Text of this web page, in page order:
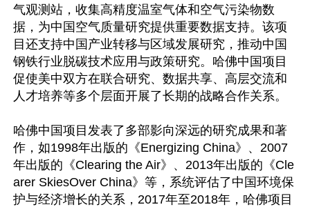
气观测站，收集高精度温室气体和空气污染物数
据，为中国空气质量研究提供重要数据支持。该项
目还支持中国产业转移与区域发展研究，推动中国
钢铁行业脱碳技术应用与政策研究。哈佛中国项目
促使美中双方在联合研究、数据共享、高层交流和
人才培养等多个层面开展了长期的战略合作关系。
哈佛中国项目发表了多部影向深远的研究成果和著
作，如1998年出版的《Energizing China》、2007
年出版的《Clearing the Air》、2013年出版的《Cle
arer SkiesOver China》等，系统评估了中国环境保
护与经济增长的关系，2017年至2018年，哈佛项目